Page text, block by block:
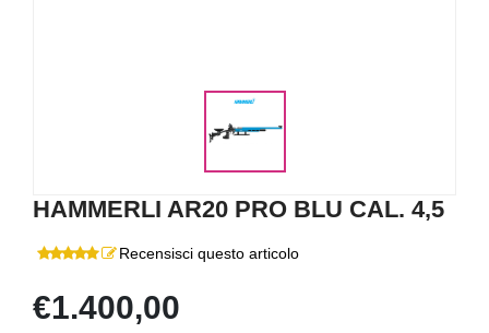
HAMMERLI AR20 PRO BLU CAL. 4,5
Recensisci questo articolo
€1.400,00